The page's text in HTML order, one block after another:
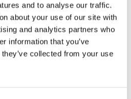
and to analyse our traffic.
about your use of our site with
and analytics partners who
information that you’ve
collected from your use
Lägg till i varukorg
Grön truckknapp
A00220
530kr (ex. moms)